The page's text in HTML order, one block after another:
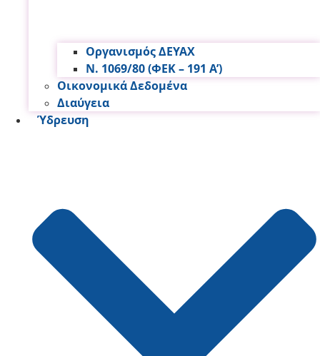
Οργανισμός ΔΕΥΑΧ
Ν. 1069/80 (ΦΕΚ – 191 Α’)
Οικονομικά Δεδομένα
Διαύγεια
Ύδρευση